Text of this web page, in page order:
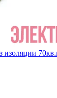
изоляции